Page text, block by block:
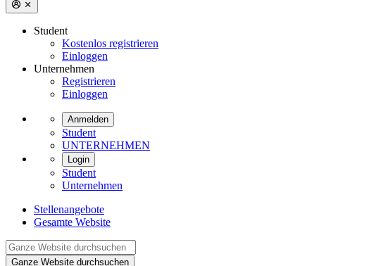
Student
Kostenlos registrieren
Einloggen
Unternehmen
Registrieren
Einloggen
Anmelden
Student
UNTERNEHMEN
Login
Student
Unternehmen
Stellenangebote
Gesamte Website